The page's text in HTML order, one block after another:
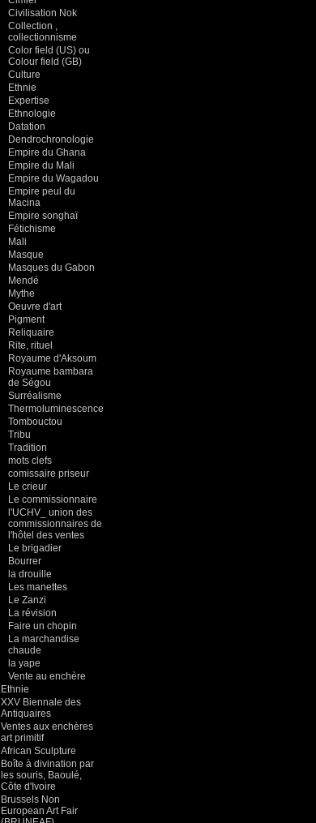
Civilisation Nok
Collection ,
collectionnisme
Color field (US) ou
Colour field (GB)
Culture
Ethnie
Expertise
Ethnologie
Datation
Dendrochronologie
Empire du Ghana
Empire du Mali
Empire du Wagadou
Empire peul du
Macina
Empire songhaï
Fétichisme
Mali
Masque
Masques du Gabon
Mendé
Mythe
Oeuvre d'art
Pigment
Reliquaire
Rite, rituel
Royaume d'Aksoum
Royaume bambara
de Ségou
Surréalisme
Thermoluminescence
Tombouctou
Tribu
Tradition
mots clefs
comissaire priseur
Le crieur
Le commissionnaire
l'UCHV_ union des
commissionnaires de
l'hôtel des ventes
Le brigadier
Bourrer
la drouille
Les manettes
Le Zanzi
La révision
Faire un chopin
La marchandise
chaude
la yape
Vente au enchère
Ethnie
XXV Biennale des
Antiquaires
Ventes aux enchères
art primitif
African Sculpture
Boîte à divination par
les souris, Baoulé,
Côte d'Ivoire
Brussels Non
European Art Fair